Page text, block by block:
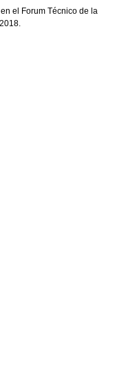
el Forum Técnico de la